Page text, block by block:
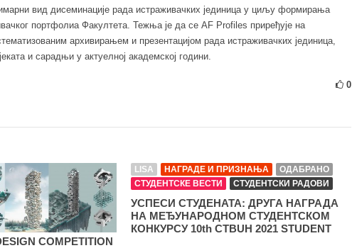
вид дисеминације рада истраживачких јединица у циљу формирања
портфолиа Факултета. Тежња је да се AF Profiles приређује на
архивирањем и презентацијом рада истраживачких јединица,
и сарадњи у актуелној академској години.
0
LISA НАГРАДЕ И ПРИЗНАЊА
ОДАБРАНО
СТУДЕНТСКЕ ВЕСТИ
СТУДЕНТСКИ РАДОВИ
УСПЕСИ СТУДЕНАТА: ДРУГА НАГРАДА
НА МЕЂУНАРОДНОМ СТУДЕНТСКОМ
КОНКУРСУ 10th CTBUH 2021 STUDENT
COMPETITION